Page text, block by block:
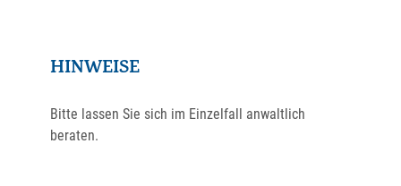
HINWEISE
Bitte lassen Sie sich im Einzelfall anwaltlich
beraten.